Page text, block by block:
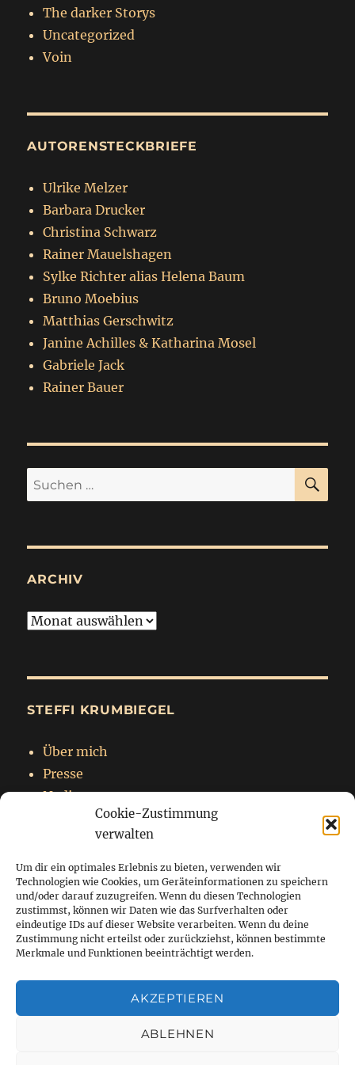
Cookie-Zustimmung
verwalten
Um dir ein optimales Erlebnis zu bieten, verwenden wir
Technologien wie Cookies, um Geräteinformationen zu speichern
und/oder darauf zuzugreifen. Wenn du diesen Technologien
zustimmst, können wir Daten wie das Surfverhalten oder
eindeutige IDs auf dieser Website verarbeiten. Wenn du deine
Zustimmung nicht erteilst oder zurückziehst, können bestimmte
Merkmale und Funktionen beeinträchtigt werden.
AKZEPTIEREN
ABLEHNEN
The darker Storys
Uncategorized
Voin
AUTORENSTECKBRIEFE
Ulrike Melzer
Barbara Drucker
Christina Schwarz
Rainer Mauelshagen
Sylke Richter alias Helena Baum
Bruno Moebius
Matthias Gerschwitz
Janine Achilles & Katharina Mosel
Gabriele Jack
Rainer Bauer
Suchen
nach:
ARCHIV
Archiv
STEFFI KRUMBIEGEL
Über mich
Presse
Nadja
Impressum
Datenschutzerklärung
Startseite
Blog